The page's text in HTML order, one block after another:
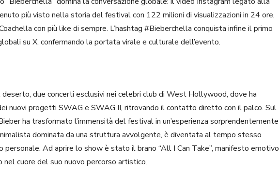
più visto nella storia del festival con 122 milioni di visualizzazioni in 24 ore,
con più like di sempre. L’hashtag #Bieberchella conquista infine il primo
su X, confermando la portata virale e culturale dell’evento.
due concerti esclusivi nei celebri club di West Hollywood, dove ha
nuovi progetti SWAG e SWAG II, ritrovando il contatto diretto con il palco. Sul
ha trasformato l’immensità del festival in un’esperienza sorprendentemente
dominata da una struttura avvolgente, è diventata al tempo stesso
personale. Ad aprire lo show è stato il brano “All I Can Take”, manifesto emotivo
cuore del suo nuovo percorso artistico.